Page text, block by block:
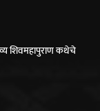
शिवमहापुराण कथेचे